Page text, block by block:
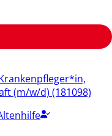
(m/w/d) (181098)